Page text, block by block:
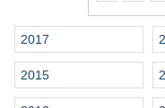
2017
2015